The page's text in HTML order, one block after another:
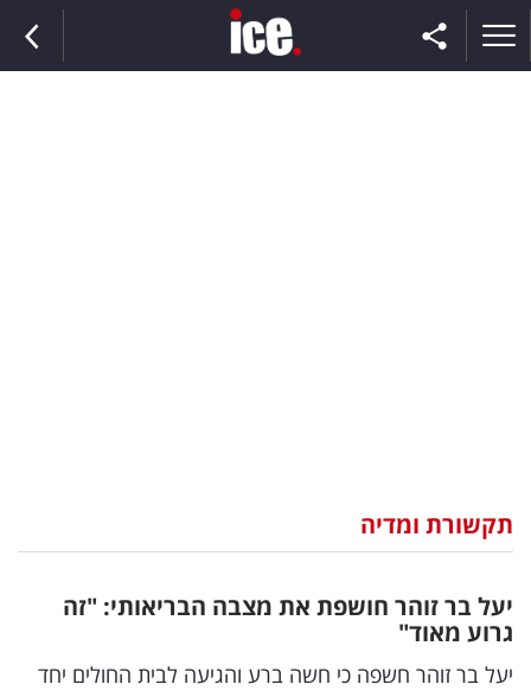
וצרכנות
דיגיטל
וטק
תקשורת ומדיה
יעל בר זוהר חושפת את מצבה הבריאותי: "זה
גרוע מאוד"
יעל בר זוהר חשפה כי חשה ברע והגיעה לבית החולים יחד